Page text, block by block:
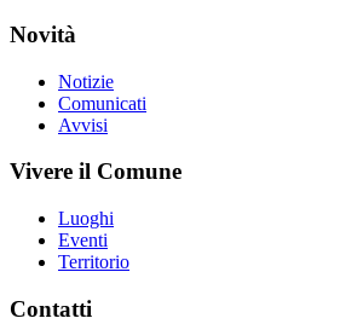
Novità
Notizie
Comunicati
Avvisi
Vivere il Comune
Luoghi
Eventi
Territorio
Contatti